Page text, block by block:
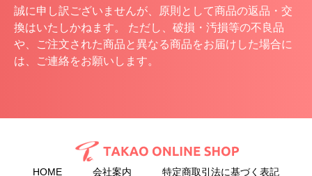
誠に申し訳ございませんが、原則として商品の返品・交
換はいたしかねます。 ただし、破損・汚損等の不良品
や、ご注文された商品と異なる商品をお届けした場合に
は、ご連絡をお願いします。
HOME 会社案内 特定商取引法に基づく表記